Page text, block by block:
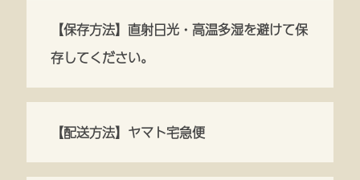
【保存方法】直射日光・高温多湿を避けて保
存してください。
【配送方法】ヤマト宅急便